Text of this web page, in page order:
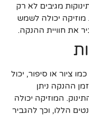
מגיבים לא רק
יכולה לשמש
את חוויית ההנקה.
ציור או סיפור, יכול
ההנקה ניתן
המוזיקה יכולה
הללו, וכך להגביר